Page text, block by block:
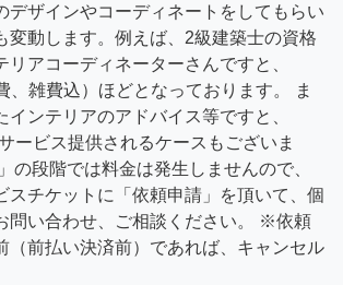
デザインやコーディネートをしてもらい
変動します。例えば、2級建築士の資格
リアコーディネーターさんですと、
、雑費込）ほどとなっております。 ま
インテリアのアドバイス等ですと、
ービス提供されるケースもございま
の段階では料金は発生しませんので、
スチケットに「依頼申請」を頂いて、個
問い合わせ、ご相談ください。 ※依頼
（前払い決済前）であれば、キャンセル